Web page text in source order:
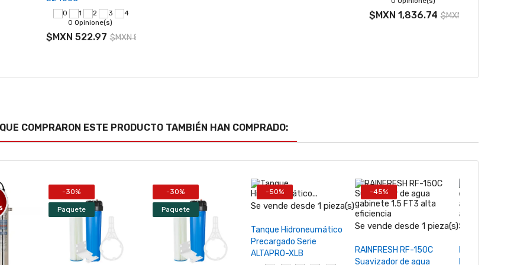
Flo®
0 Opinione(s)
$MXN 522.97 $MXN 871.62
$MXN 1,836.74 $MXN 2,623.92
COMPRARON ESTE PRODUCTO TAMBIÉN HAN COMPRADO:
-30%
Paquete
-30%
Paquete
-50%
Se vende desde 1 pieza(s)
Tanque Hidroneumático
Precargado Serie
ALTAPRO-XLB
-45%
Se vende desde 1 pieza(s)
− +
Añadir al carrito
RAINFRESH RF-150C
Suavizador de agua
Se vende desde